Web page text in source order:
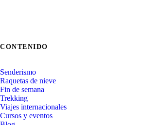
CONTENIDO
Senderismo
Raquetas de nieve
Fin de semana
Trekking
Viajes internacionales
Cursos y eventos